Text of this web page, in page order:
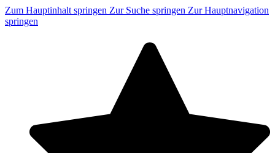
Zum Hauptinhalt springen Zur Suche springen Zur Hauptnavigation
springen